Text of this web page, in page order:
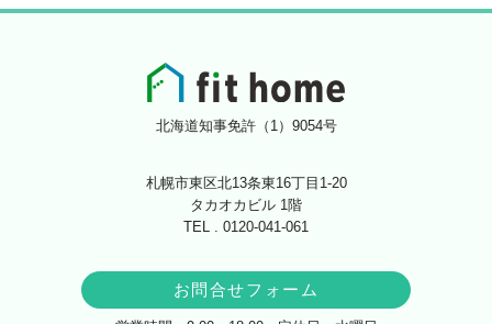
北海道知事免許（1）9054号
札幌市東区北13条東16丁目1-20
タカオカビル 1階
TEL . 0120-041-061
お問合せフォーム